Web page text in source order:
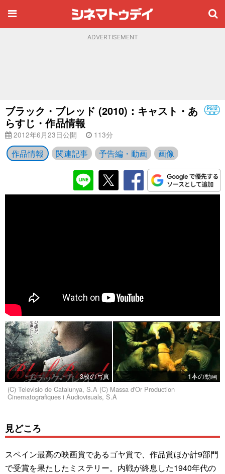
ADVERTISEMENT
ブラック・ブレッド (2010)：キャスト・あ
らすじ・作品情報
2012年6月23日公開 113分
作品情報 関連記事 予告編・動画 画像
3枚の写真
1本の動画
(C) Televisio de Catalunya, S.A (C) Massa d'Or Production
Cinematografiques i Audiovisuals, S.A
見どころ
スペイン最高の映画賞であるゴヤ賞で、作品賞ほか計9部門
で受賞を果たしたミステリー。内戦が終息した1940年代の